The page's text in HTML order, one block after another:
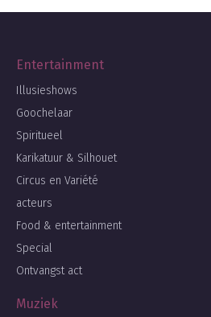
Entertainment
Illusieshows
Goochelaar
Spiritueel
Karikatuur & Silhouet
Circus en Variété
acteurs
Food & entertainment
Special
Ontvangst act
Muziek